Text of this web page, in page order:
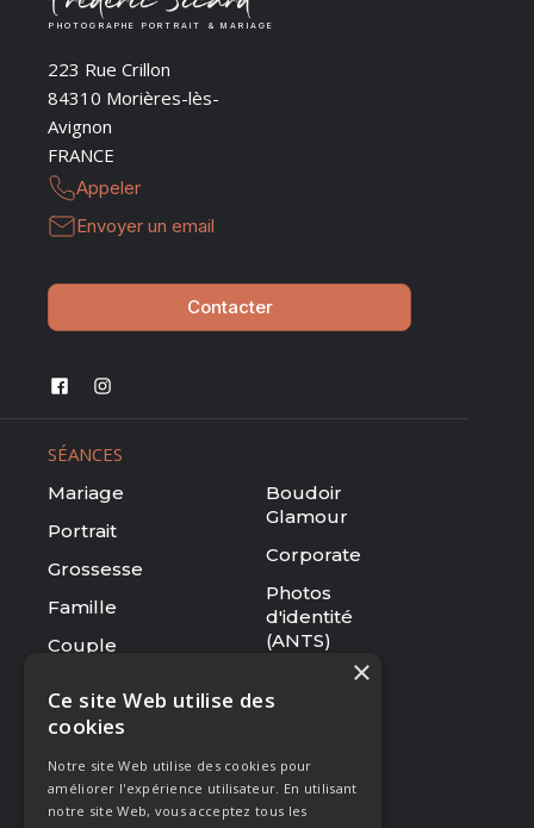
PHOTOGRAPHE PORTRAIT & MARIAGE
223 Rue Crillon
84310 Morières-lès-
Avignon
FRANCE
Appeler
Envoyer un email
Contacter
SÉANCES
Mariage
Portrait
Grossesse
Famille
Couple
Boudoir
Glamour
Corporate
Photos
d'identité
(ANTS)
RESSOURCES
Le studio
Galerie
Ce site Web utilise des
cookies
Notre site Web utilise des cookies pour
améliorer l'expérience utilisateur. En utilisant
notre site Web, vous acceptez tous les
×